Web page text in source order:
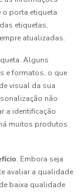
o porta etiqueta
etiquetas,
atualizadas.
Alguns
e formatos, o que
visual da sua
não
a identificação
muitos produtos
. Embora seja
avaliar a qualidade
baixa qualidade